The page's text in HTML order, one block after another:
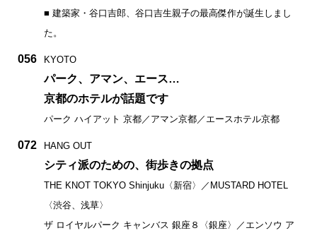
■ 建築家・谷口吉郎、谷口吉生親子の最高傑作が誕生しまし
た。
056 KYOTO
パーク、アマン、エース…
京都のホテルが話題です
パーク ハイアット 京都／アマン京都／エースホテル京都
072 HANG OUT
シティ派のための、街歩きの拠点
THE KNOT TOKYO Shinjuku〈新宿〉／MUSTARD HOTEL
〈渋谷、浅草〉
ザ ロイヤルパーク キャンバス 銀座８〈銀座〉／エンソウ ア